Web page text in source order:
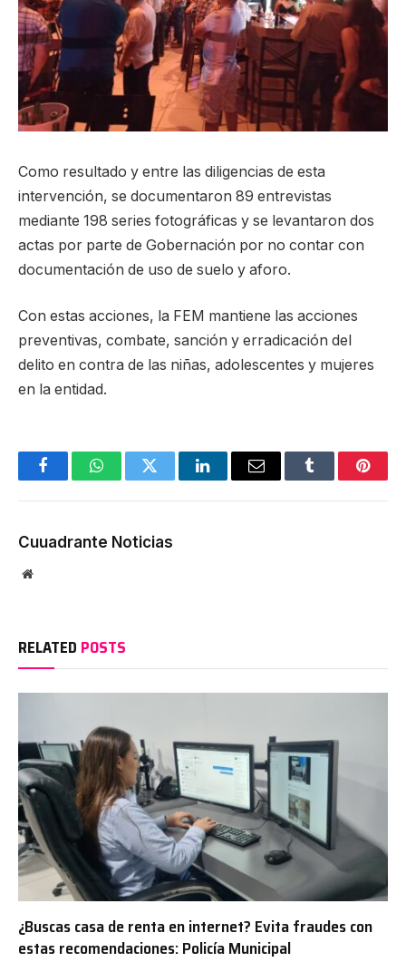
Como resultado y entre las diligencias de esta
intervención, se documentaron 89 entrevistas
mediante 198 series fotográficas y se levantaron dos
actas por parte de Gobernación por no contar con
documentación de uso de suelo y aforo.
Con estas acciones, la FEM mantiene las acciones
preventivas, combate, sanción y erradicación del
delito en contra de las niñas, adolescentes y mujeres
en la entidad.
FacebookWhatsAppTwitter LinkedInEmail Tumblr
Cuuadrante Noticias
Website
RELATED POSTS
¿Buscas casa de renta en internet? Evita fraudes con
estas recomendaciones: Policía Municipal